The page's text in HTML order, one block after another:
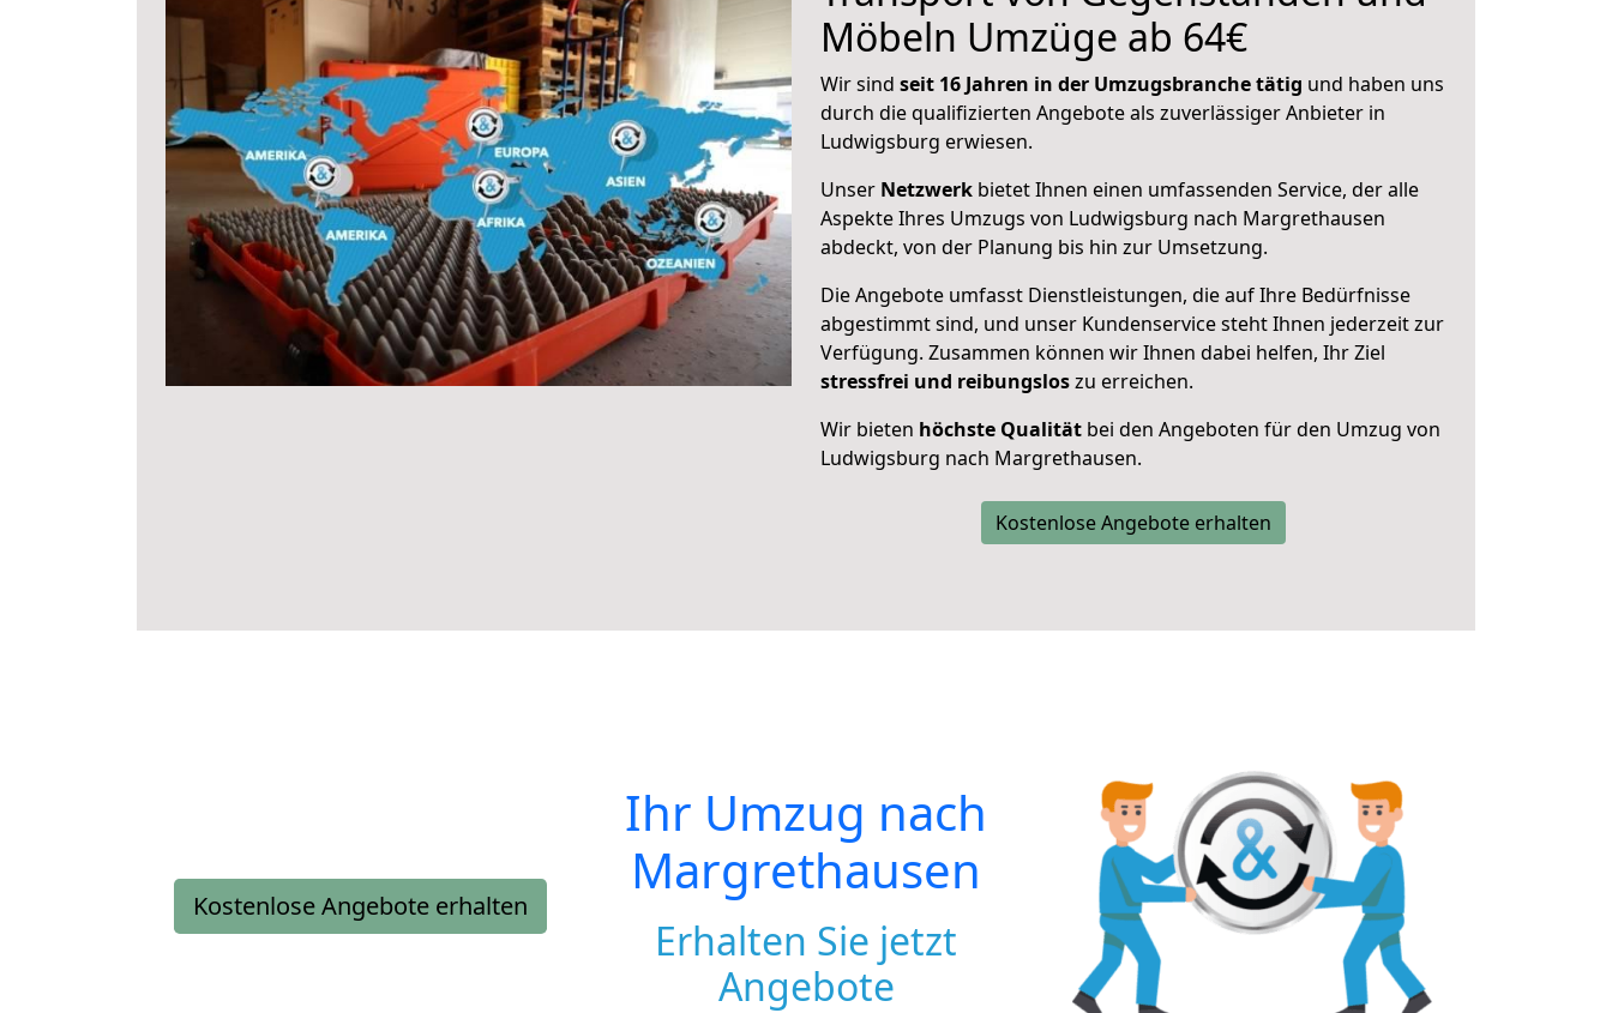
Möbeln Umzüge ab 64€
Wir sind seit 16 Jahren in der Umzugsbranche tätig und haben uns
durch die qualifizierten Angebote als zuverlässiger Anbieter in
Ludwigsburg erwiesen.
Unser Netzwerk bietet Ihnen einen umfassenden Service, der alle
Aspekte Ihres Umzugs von Ludwigsburg nach Margrethausen
abdeckt, von der Planung bis hin zur Umsetzung.
Die Angebote umfasst Dienstleistungen, die auf Ihre Bedürfnisse
abgestimmt sind, und unser Kundenservice steht Ihnen jederzeit zur
Verfügung. Zusammen können wir Ihnen dabei helfen, Ihr Ziel
stressfrei und reibungsloszu erreichen.
Wir bieten höchste Qualität bei den Angeboten für den Umzug von
Ludwigsburg nach Margrethausen.
Kostenlose Angebote erhalten
Kostenlose Angebote erhalten
Ihr Umzug nach
Margrethausen
Erhalten Sie jetzt
Angebote